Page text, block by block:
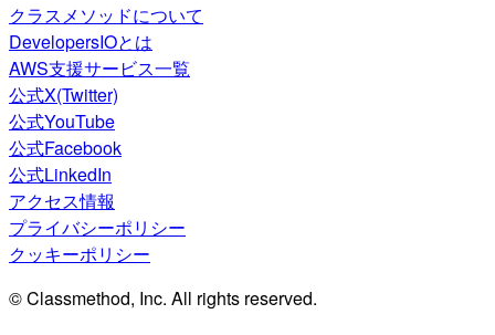
クラスメソッドについて
DevelopersIOとは
AWS支援サービス一覧
公式X(Twitter)
公式YouTube
公式Facebook
公式LinkedIn
アクセス情報
プライバシーポリシー
クッキーポリシー
© Classmethod, Inc. All rights reserved.